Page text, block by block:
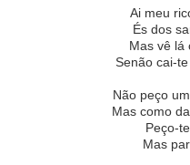
Ai meu
És dos
Mas vê lá
Senão cai-
Não peço
Mas como
Peço-
Mas